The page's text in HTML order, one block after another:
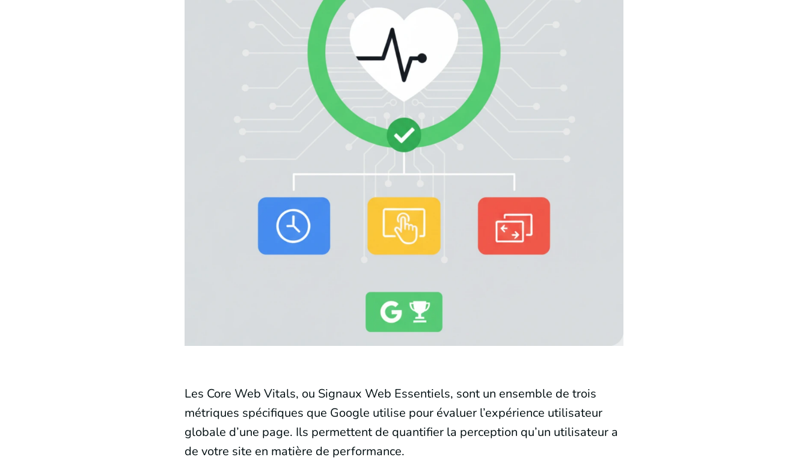
Les Core Web Vitals, ou Signaux Web Essentiels, sont un ensemble de trois
métriques spécifiques que Google utilise pour évaluer l’expérience utilisateur
globale d’une page. Ils permettent de quantifier la perception qu’un utilisateur a
de votre site en matière de performance.